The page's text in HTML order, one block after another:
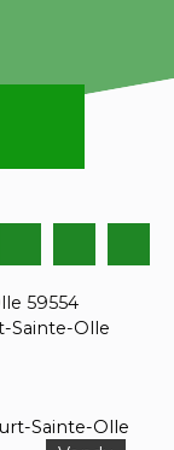
59554
Sainte-Olle